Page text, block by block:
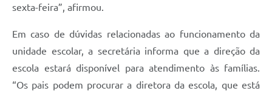
sexta-feira”, afirmou.
Em caso de dúvidas relacionadas ao funcionamento da
unidade escolar, a secretária informa que a direção da
escola estará disponível para atendimento às famílias.
“Os pais podem procurar a diretora da escola, que está